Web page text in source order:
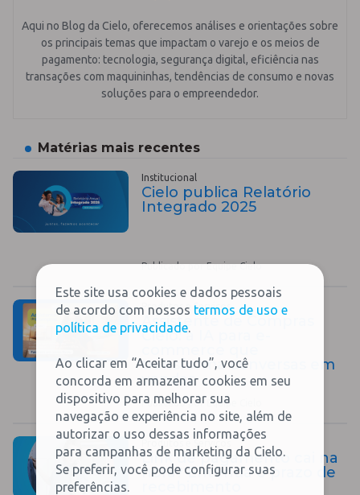
Aqui no Blog da Cielo, oferecemos análises e orientações sobre
os principais temas que impactam o varejo e os meios de
pagamento: tecnologia, segurança digital, eficiência nas
transações com maquininhas, tendências de consumo e novas
soluções para o empreendedor.
Matérias mais recentes
Institucional
Cielo publica Relatório
Integrado 2025
Publicado por Equipe Cielo
Produtos e Serviços
Assistente de Compras
Cielo: a IA para e-
transforma conversas em
vendas
Publicado por Equipe Cielo
Produtos e Serviços
Link de pagamento cai na
hora? Entenda o prazo de
Este site usa cookies e dados pessoais
de acordo com nossos termos de uso e
política de privacidade.
Ao clicar em “Aceitar tudo”, você
concorda em armazenar cookies em seu
dispositivo para melhorar sua
navegação e experiência no site, além de
autorizar o uso dessas informações
para campanhas de marketing da Cielo.
Se preferir, você pode configurar suas
preferências.